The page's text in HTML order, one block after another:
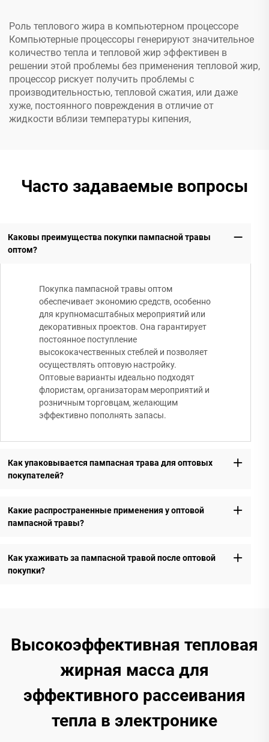
Роль теплового жира в компьютерном процессоре
Компьютерные процессоры генерируют значительное
количество тепла и тепловой жир эффективен в
решении этой проблемы без применения тепловой жир,
процессор рискует получить проблемы с
производительностью, тепловой сжатия, или даже
хуже, постоянного повреждения в отличие от
жидкости вблизи температуры кипения,
Часто задаваемые вопросы
Каковы преимущества покупки пампасной травы
оптом?
Покупка пампасной травы оптом
обеспечивает экономию средств, особенно
для крупномасштабных мероприятий или
декоративных проектов. Она гарантирует
постоянное поступление
высококачественных стеблей и позволяет
осуществлять оптовую настройку.
Оптовые варианты идеально подходят
флористам, организаторам мероприятий и
розничным торговцам, желающим
эффективно пополнять запасы.
Как упаковывается пампасная трава для оптовых
покупателей?
Какие распространенные применения у оптовой
пампасной травы?
Как ухаживать за пампасной травой после оптовой
покупки?
Высокоэффективная тепловая
жирная масса для
эффективного рассеивания
тепла в электронике